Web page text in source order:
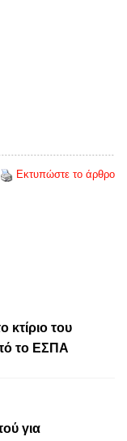
Εκτυπώστε το άρθρο
κτίριο του
το ΕΣΠΑ
για